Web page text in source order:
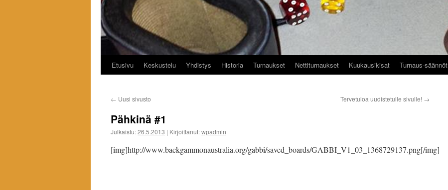
Etusivu Keskustelu Yhdistys Historia Turnaukset Nettiturnaukset Kuukausikisat Turnaus-säännöt
← Uusi sivusto Tervetuloa uudistetulle sivulle! →
Pähkinä #1
Julkaistu:26.5.2013 | Kirjoittanut:wpadmin
[img]http://www.backgammonaustralia.org/gabbi/saved_boards/GABBI_V1_03_1368729137.png[/img]